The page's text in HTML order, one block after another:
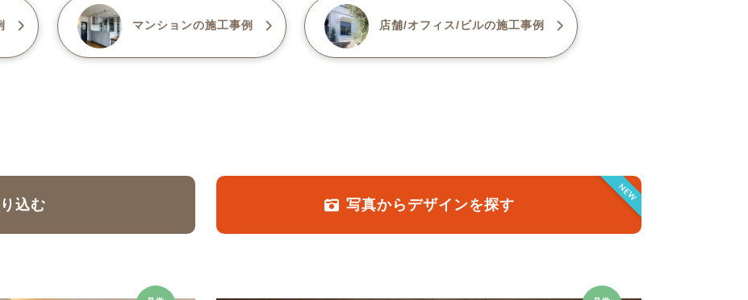
マンションの施工事例 店舗/オフィス/ビルの施工事例
込む
NEW
写真からデザインを探す